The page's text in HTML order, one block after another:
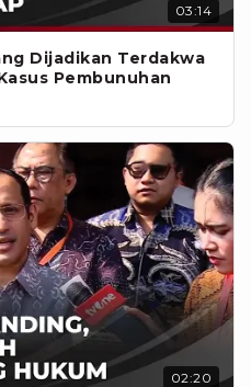
03:14
Dijadikan Terdakwa
Pembunuhan
02:20